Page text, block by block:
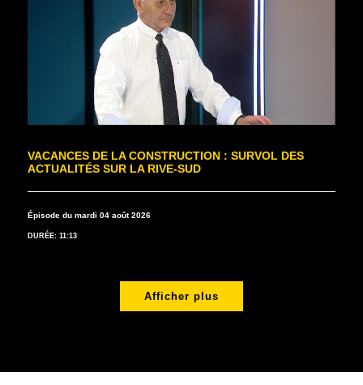
VACANCES DE LA CONSTRUCTION : SURVOL DES
ACTUALITÉS SUR LA RIVE-SUD
Épisode du mardi 04 août 2026
DURÉE: 11:13
Afficher plus